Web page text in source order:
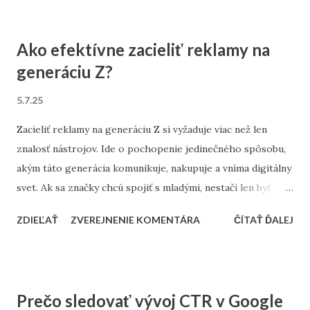
zámer – má záujem niečo kúpiť, objednať alebo rezervovať
Pochopenie týchto zámerov je zásadné pre každú úspešnú
alebo porovnanie. Príklady dopytov: Ako funguje SEO
Najlepšie vitamíny pre deti Ako vyčistiť notebook Čo je
LLMO Ako optimalizovať: Píšte kvalitné blogové články a
návody Používajte štruktúrovaný obsah – nadpisy, odrážky,
Ako efektívne zacieliť reklamy na
generáciu Z?
5.7.25
Zacieliť reklamy na generáciu Z si vyžaduje viac než len
znalosť nástrojov. Ide o pochopenie jedinečného spôsobu,
akým táto generácia komunikuje, nakupuje a vníma digitálny
svet. Ak sa značky chcú spojiť s mladými, nestačí len byť
Kto je generácia Z? Generácia Z zahŕňa ľudí narodených
multitasking , krátke formáty, personalizovaný obsah a
ZDIEĽAŤ ZVEREJNENIE KOMENTÁRA ČÍTAŤ ĎALEJ
Prečo sledovať vývoj CTR v Google